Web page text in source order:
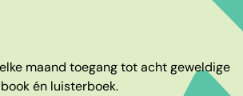
maand toegang tot acht geweldige
én luisterboek.